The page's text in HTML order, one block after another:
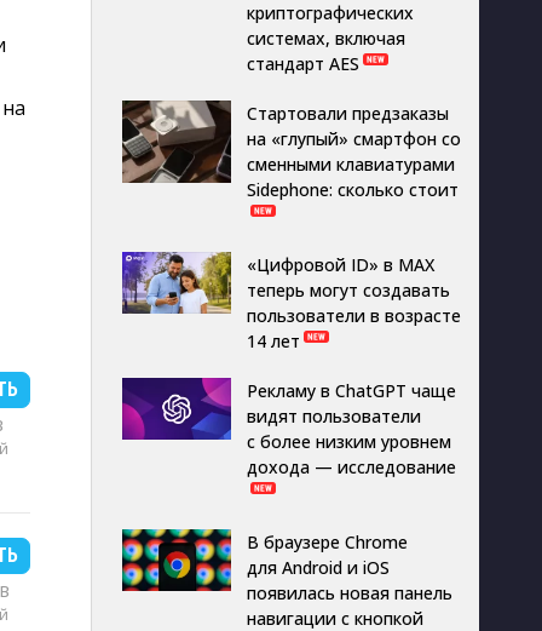
криптографических
системах, включая
стандарт AES
Стартовали предзаказы
на «глупый» смартфон со
сменными клавиатурами
Sidephone: сколько стоит
«Цифровой ID» в MAX
теперь могут создавать
пользователи в возрасте
14 лет
Рекламу в ChatGPT чаще
видят пользователи
с более низким уровнем
дохода — исследование
В браузере Chrome
для Android и iOS
появилась новая панель
навигации с кнопкой